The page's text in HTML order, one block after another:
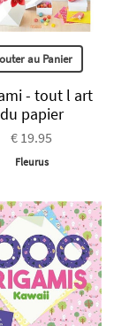
au Panier
- tout l art
du papier
€ 19.95
Fleurus